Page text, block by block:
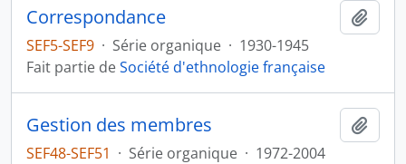
Correspondance
SEF5-SEF9 · Série organique · 1930-1945
Fait partie deSociété d'ethnologie française
Gestion des membres
SEF48-SEF51 · Série organique · 1972-2004